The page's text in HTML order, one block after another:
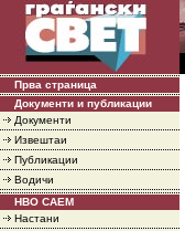
Прва страница
Документи и публикации
Документи
Извештаи
Публикации
Водичи
НВО САЕМ
Настани